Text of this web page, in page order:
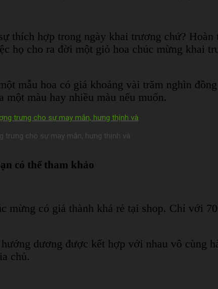
thích hợp trong ngày khai trương chứ?
họ cho ra đời một giỏ hoa chúc mừng khai
mẫu hoa có giá khoảng vài trăm nghìn
một màu hay nhiều màu nếu muốn.
trưng cho sự may mắn, hưng thịnh và
có thể tham khảo
mừng có giá thành khá rẻ tại shop. Chỉ với
dương được kết hợp với nhau vô cùng
chủ.